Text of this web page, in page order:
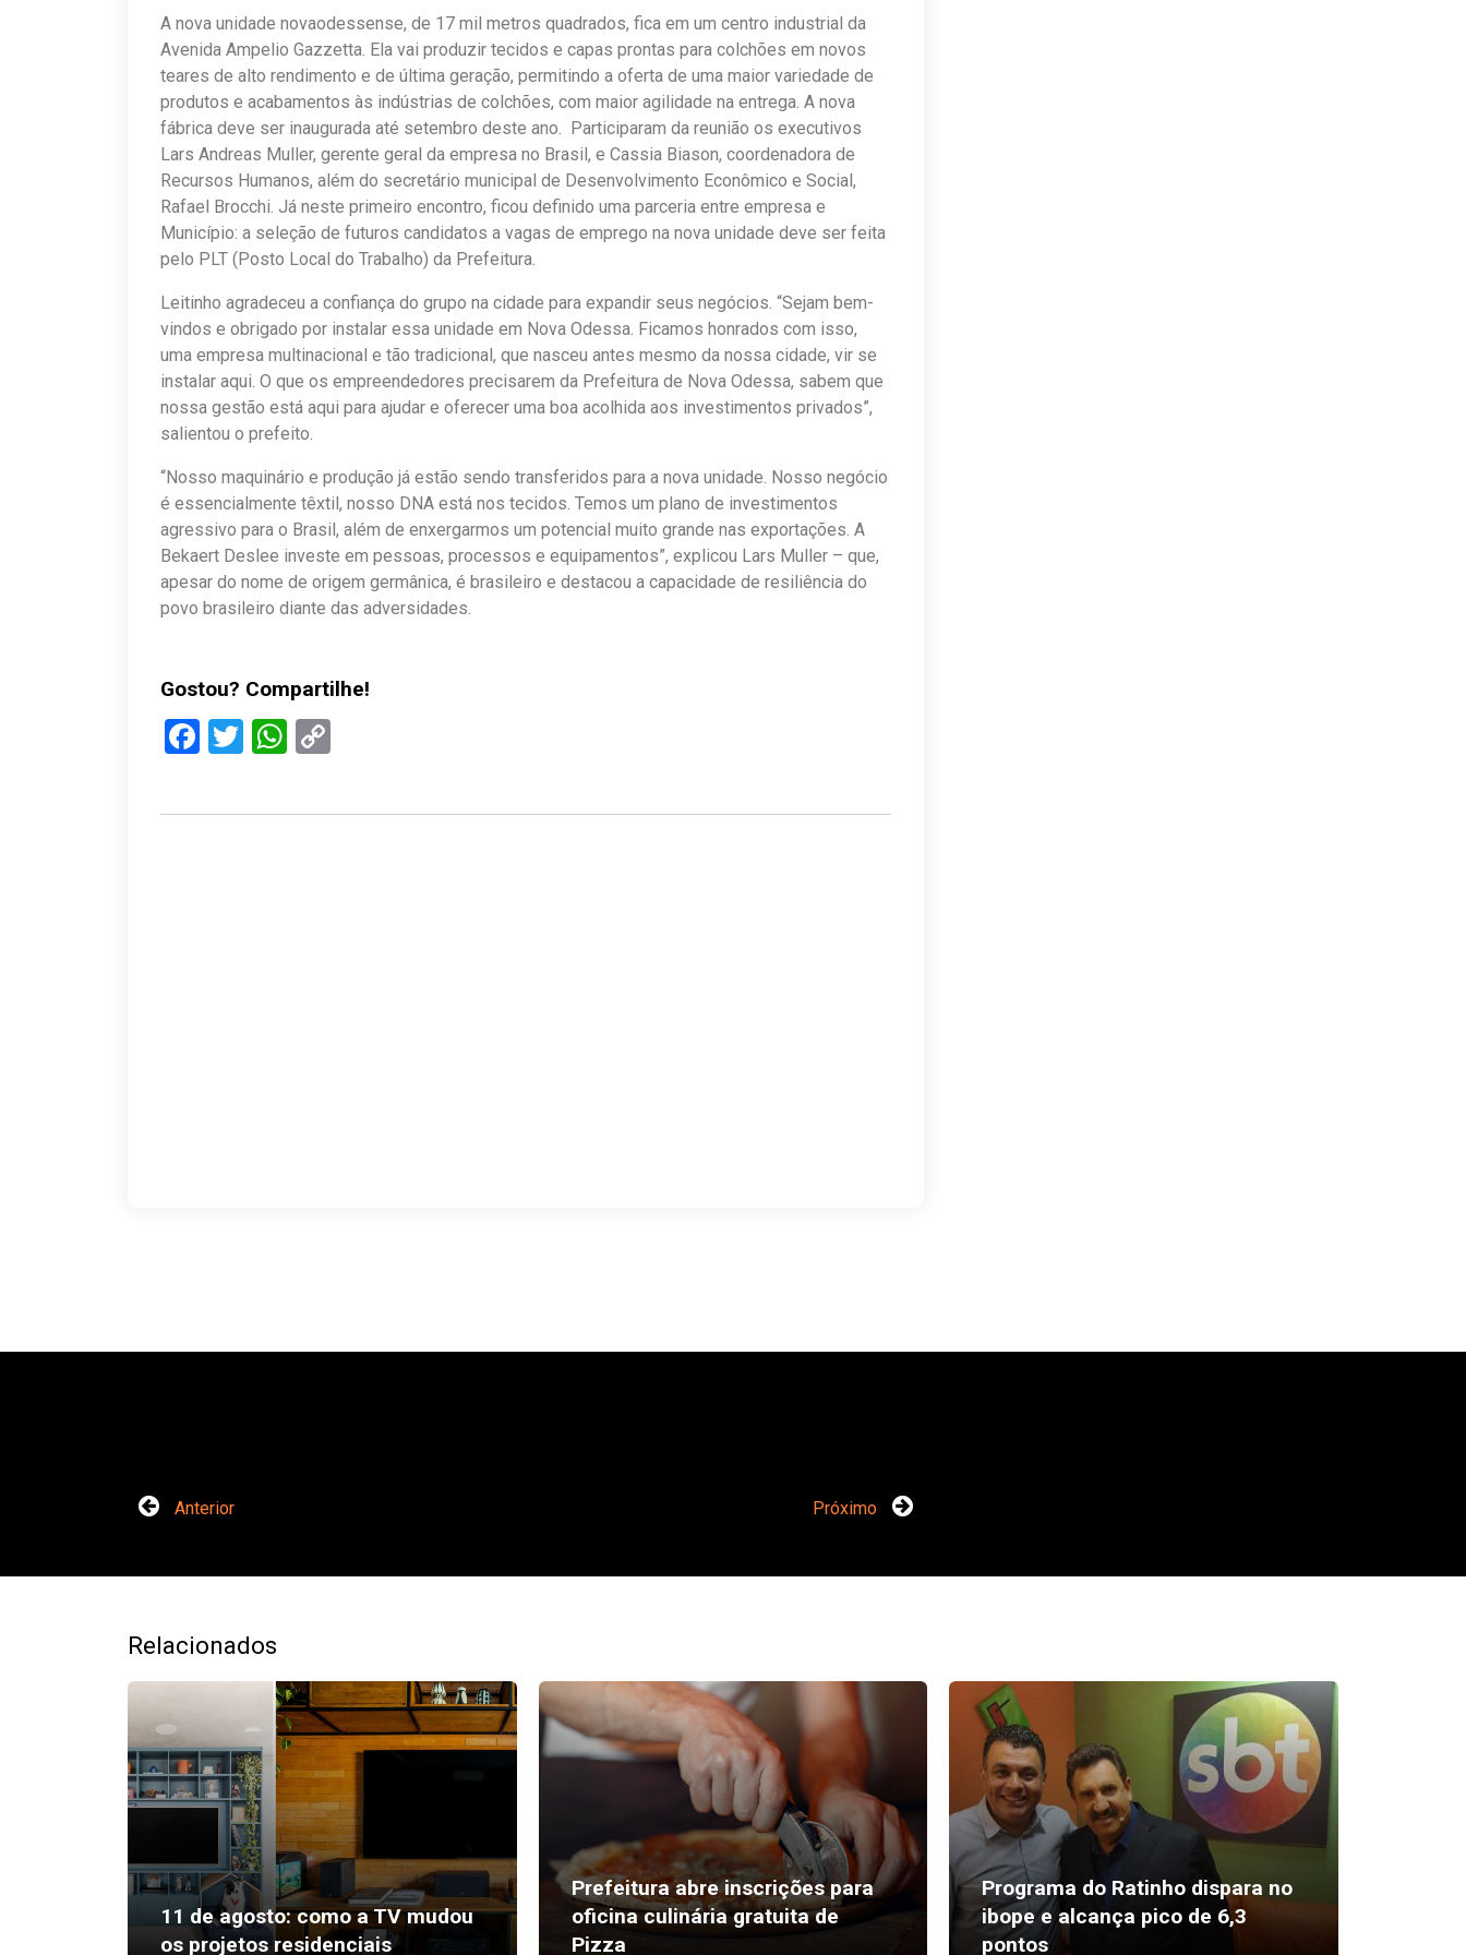
A nova unidade novaodessense, de 17 mil metros quadrados, fica em um centro industrial da
Avenida Ampelio Gazzetta. Ela vai produzir tecidos e capas prontas para colchões em novos
teares de alto rendimento e de última geração, permitindo a oferta de uma maior variedade de
produtos e acabamentos às indústrias de colchões, com maior agilidade na entrega. A nova
fábrica deve ser inaugurada até setembro deste ano. Participaram da reunião os executivos
Lars Andreas Muller, gerente geral da empresa no Brasil, e Cassia Biason, coordenadora de
Recursos Humanos, além do secretário municipal de Desenvolvimento Econômico e Social,
Rafael Brocchi. Já neste primeiro encontro, ficou definido uma parceria entre empresa e
Município: a seleção de futuros candidatos a vagas de emprego na nova unidade deve ser feita
pelo PLT (Posto Local do Trabalho) da Prefeitura.
Leitinho agradeceu a confiança do grupo na cidade para expandir seus negócios. “Sejam bem-
vindos e obrigado por instalar essa unidade em Nova Odessa. Ficamos honrados com isso,
uma empresa multinacional e tão tradicional, que nasceu antes mesmo da nossa cidade, vir se
instalar aqui. O que os empreendedores precisarem da Prefeitura de Nova Odessa, sabem que
nossa gestão está aqui para ajudar e oferecer uma boa acolhida aos investimentos privados”,
salientou o prefeito.
“Nosso maquinário e produção já estão sendo transferidos para a nova unidade. Nosso negócio
é essencialmente têxtil, nosso DNA está nos tecidos. Temos um plano de investimentos
agressivo para o Brasil, além de enxergarmos um potencial muito grande nas exportações. A
Bekaert Deslee investe em pessoas, processos e equipamentos”, explicou Lars Muller – que,
apesar do nome de origem germânica, é brasileiro e destacou a capacidade de resiliência do
povo brasileiro diante das adversidades.
Gostou? Compartilhe!
Facebook
TwitterWhatsApp
Anterior Próximo
Relacionados
11 de agosto: como a TV mudou
os projetos residenciais
Prefeitura abre inscrições para
oficina culinária gratuita de
Pizza
Programa do Ratinho dispara no
ibope e alcança pico de 6,3
pontos